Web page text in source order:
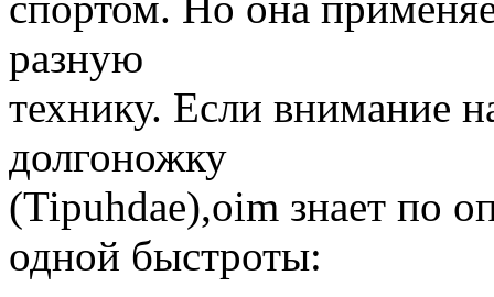
разную
технику. Если внимание
долгоножку
(Tipuhdae),oim знает по
одной быстроты: